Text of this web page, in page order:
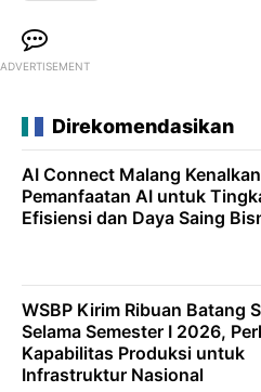
ADVERTISEMENT
Direkomendasikan
AI Connect Malang Kenalkan
Pemanfaatan AI untuk
Efisiensi dan Daya Saing
WSBP Kirim Ribuan Batang
Selama Semester I 2026,
Kapabilitas Produksi untuk
Infrastruktur Nasional